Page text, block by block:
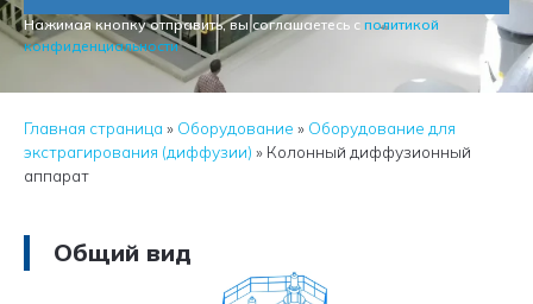
Нажимая кнопку отправить, вы соглашаетесь с политикой
конфиденциальности
Главная страница » Оборудование » Оборудование для
экстрагирования (диффузии) » Колонный диффузионный
аппарат
Общий вид